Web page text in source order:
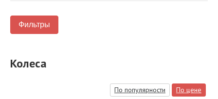
Фильтры
Колеса
По популярности По цене